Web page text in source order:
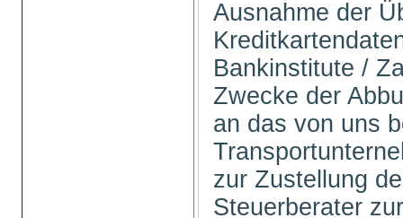
Ausnahme der
Bankinstitute /
Zwecke der
an das von uns
zur Zustellung
Steuerberater